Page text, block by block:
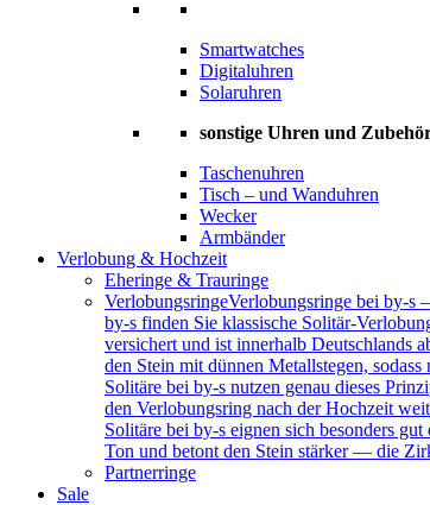
Smartwatches
Digitaluhren
Solaruhren
sonstige Uhren und
Taschenuhren
Tisch – und Wanduhren
Wecker
Armbänder
Verlobung & Hochzeit
Eheringe & Trauringe
VerlobungsringeVerlobungsringe bei by-s
by-s finden Sie klassische Solitär-
versichert und ist innerhalb Deutschlands
den Stein mit dünnen Metallstegen,
Solitäre bei by-s nutzen genau dieses
den Verlobungsring nach der Hochzeit
Solitäre bei by-s eignen sich besonders
Ton und betont den Stein stärker — die
Partnerringe
Sale